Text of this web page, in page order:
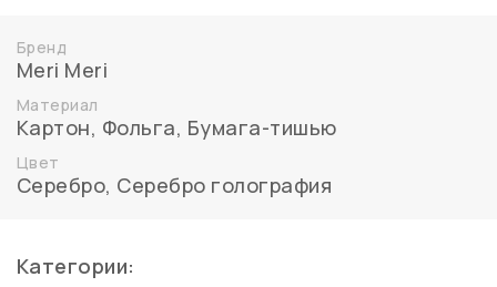
Бренд
Meri Meri
Материал
Картон, Фольга, Бумага-тишью
Цвет
Серебро, Серебро голография
Категории: